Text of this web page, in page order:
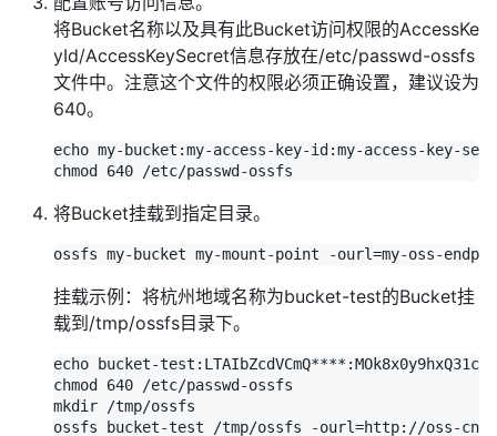
将Bucket名称以及具有此Bucket访问权限的AccessKe
yId/AccessKeySecret信息存放在/etc/passwd-ossfs
文件中。注意这个文件的权限必须正确设置，建议设为
640。
echo my-bucket:my-access-key-id:my-access-key-
将Bucket挂载到指定目录。
挂载示例：将杭州地域名称为bucket-test的Bucket挂
载到/tmp/ossfs目录下。
echo bucket-
chmod 640 /etc/passwd-ossfs
mkdir /tmp/ossfs